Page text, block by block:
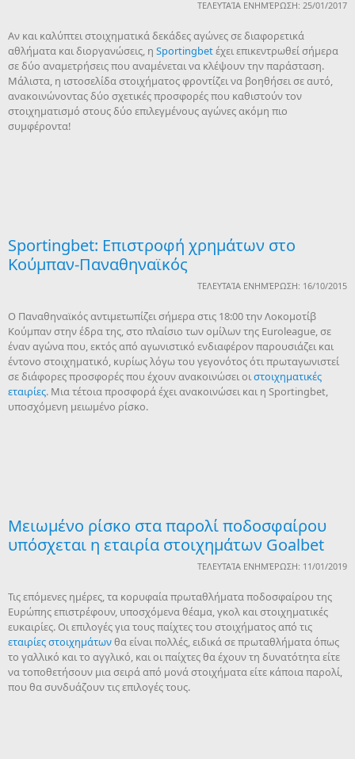
ΤΕΛΕΥΤΑΊΑ ΕΝΗΜΈΡΩΣΗ: 25/01/2017
Αν και καλύπτει στοιχηματικά δεκάδες αγώνες σε διαφορετικά
αθλήματα και διοργανώσεις, η Sportingbetέχει επικεντρωθεί σήμερα
σε δύο αναμετρήσεις που αναμένεται να κλέψουν την παράσταση.
Μάλιστα, η ιστοσελίδα στοιχήματος φροντίζει να βοηθήσει σε αυτό,
ανακοινώνοντας δύο σχετικές προσφορές που καθιστούν τον
στοιχηματισμό στους δύο επιλεγμένους αγώνες ακόμη πιο
συμφέροντα!
Sportingbet: Επιστροφή χρημάτων στο
Κούμπαν-Παναθηναϊκός
ΤΕΛΕΥΤΑΊΑ ΕΝΗΜΈΡΩΣΗ: 16/10/2015
Ο Παναθηναϊκός αντιμετωπίζει σήμερα στις 18:00 την Λοκομοτίβ
Κούμπαν στην έδρα της, στο πλαίσιο των ομίλων της Euroleague, σε
έναν αγώνα που, εκτός από αγωνιστικό ενδιαφέρον παρουσιάζει και
έντονο στοιχηματικό, κυρίως λόγω του γεγονότος ότι πρωταγωνιστεί
σε διάφορες προσφορές που έχουν ανακοινώσει οιστοιχηματικές
εταιρίες. Μια τέτοια προσφορά έχει ανακοινώσει και η Sportingbet,
υποσχόμενη μειωμένο ρίσκο.
Μειωμένο ρίσκο στα παρολί ποδοσφαίρου
υπόσχεται η εταιρία στοιχημάτων Goalbet
ΤΕΛΕΥΤΑΊΑ ΕΝΗΜΈΡΩΣΗ: 11/01/2019
Τις επόμενες ημέρες, τα κορυφαία πρωταθλήματα ποδοσφαίρου της
Ευρώπης επιστρέφουν, υποσχόμενα θέαμα, γκολ και στοιχηματικές
ευκαιρίες. Οι επιλογές για τους παίχτες του στοιχήματος από τις
εταιρίες στοιχημάτωνθα είναι πολλές, ειδικά σε πρωταθλήματα όπως
το γαλλικό και το αγγλικό, και οι παίχτες θα έχουν τη δυνατότητα είτε
να τοποθετήσουν μια σειρά από μονά στοιχήματα είτε κάποια παρολί,
που θα συνδυάζουν τις επιλογές τους.